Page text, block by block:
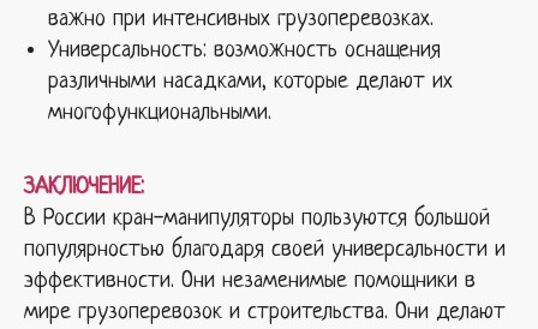
важно при интенсивных грузоперевозках.
Универсальность: возможность оснащения
различными насадками, которые делают их
многофункциональными.
ЗАКЛЮЧЕНИЕ:
В России кран-манипуляторы пользуются большой
популярностью благодаря своей универсальности и
эффективности. Они незаменимые помощники в
мире грузоперевозок и строительства. Они делают